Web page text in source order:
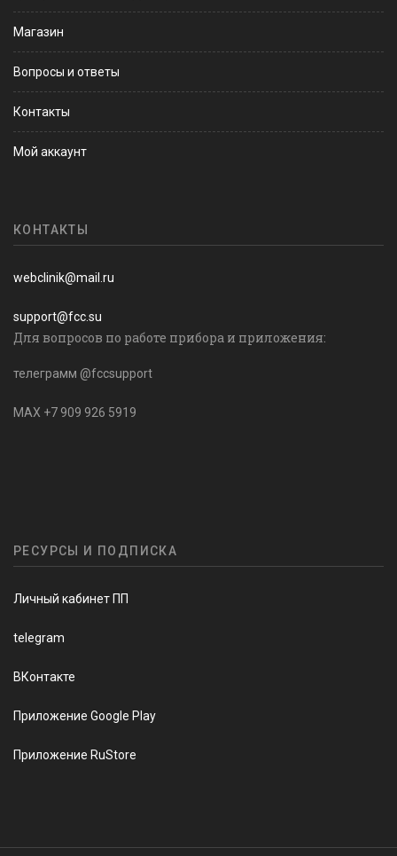
Магазин
Вопросы и ответы
Контакты
Мой аккаунт
КОНТАКТЫ
webclinik@mail.ru
support@fcc.su
Для вопросов по работе прибора и приложения:
телеграмм @fccsupport
MAX +7 909 926 5919
РЕСУРСЫ И ПОДПИСКА
Личный кабинет ПП
telegram
ВКонтакте
Приложение Google Play
Приложение RuStore